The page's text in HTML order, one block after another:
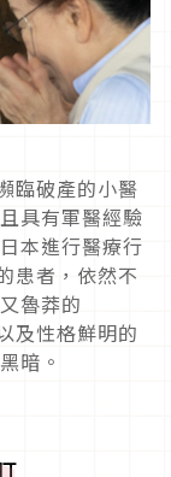
臨破產的小醫
具有軍醫經驗
本進行醫療行
患者，依然不
魯莽的
及性格鮮明的
暗。